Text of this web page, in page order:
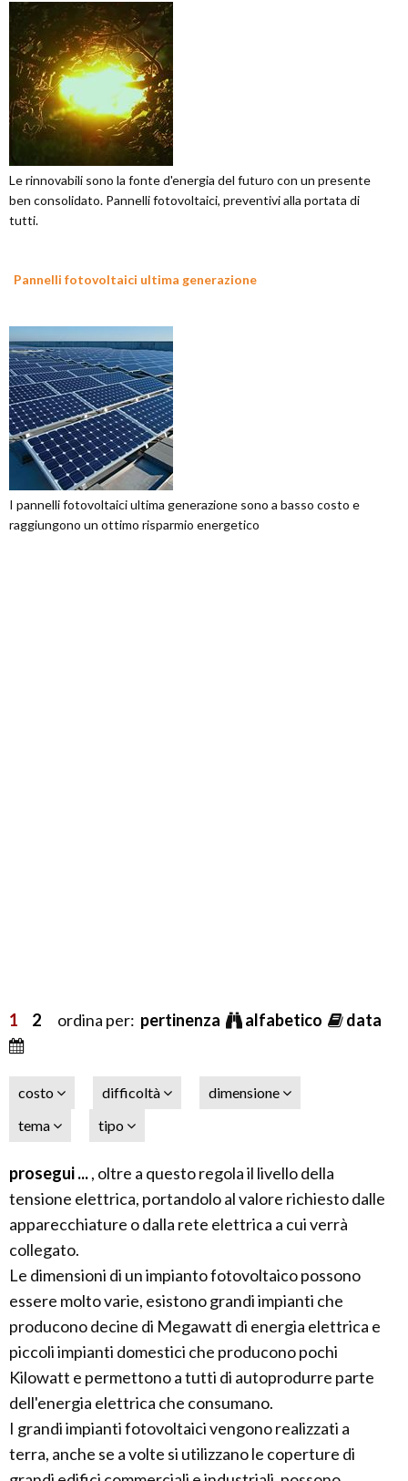
Le rinnovabili sono la fonte d'energia del futuro con un presente
ben consolidato. Pannelli fotovoltaici, preventivi alla portata di
tutti.
Pannelli fotovoltaici ultima generazione
I pannelli fotovoltaici ultima generazione sono a basso costo e
raggiungono un ottimo risparmio energetico
1 2 ordina per: pertinenza alfabetico data
costo difficoltà
dimensione
tema
tipo
prosegui ..., oltre a questo regola il livello della
tensione elettrica, portandolo al valore richiesto dalle
apparecchiature o dalla rete elettrica a cui verrà
collegato.
Le dimensioni di un impianto fotovoltaico possono
essere molto varie, esistono grandi impianti che
producono decine di Megawatt di energia elettrica e
piccoli impianti domestici che producono pochi
Kilowatt e permettono a tutti di autoprodurre parte
dell'energia elettrica che consumano.
I grandi impianti fotovoltaici vengono realizzati a
terra, anche se a volte si utilizzano le coperture di